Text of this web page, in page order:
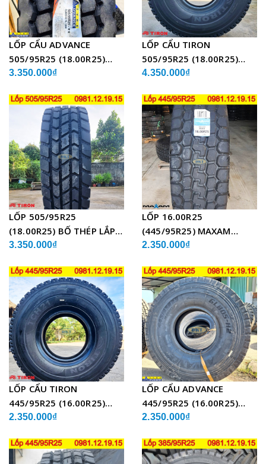
LỐP CẨU ADVANCE
505/95R25 (18.00R25)
GLB05 BỐ THÉP
3.350.000₫
LỐP CẨU TIRON
505/95R25 (18.00R25)
TCH21 BỐ THÉP
4.350.000₫
LỐP 505/95R25
(18.00R25) BỐ THÉP LẮP
XE CẨU
3.350.000₫
LỐP 16.00R25
(445/95R25) MAXAM
MSVO1 BỐ THÉP LẮP XE
2.350.000₫
LỐP CẨU TIRON
445/95R25 (16.00R25)
TCH21 BỐ THÉP
2.350.000₫
LỐP CẨU ADVANCE
445/95R25 (16.00R25)
GLB05 BỐ THÉP
2.350.000₫